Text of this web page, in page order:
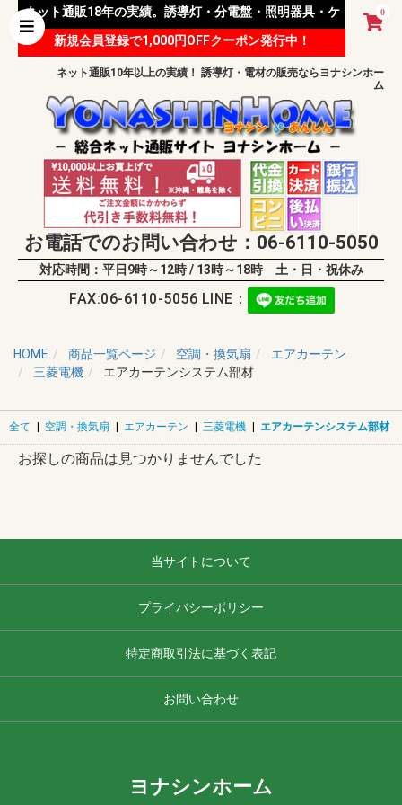
0
ネット通販18年の実績。誘導灯・分電盤・照明器具・ケ
ーブル等 様々な資材を取り扱っています。
新規会員登録で1,000円OFFクーポン発行中！
ネット通販10年以上の実績！ 誘導灯・電材の販売ならヨナシンホー
ム
お電話でのお問い合わせ：06-6110-5050
対応時間：平日9時～12時 / 13時～18時 土・日・祝休み
FAX:06-6110-5056 LINE：
HOME 商品一覧ページ 空調・換気扇
エアカーテン
三菱電機
エアカーテンシステム部材
全て | 空調・換気扇 | エアカーテン | 三菱電機 | エアカーテンシステム部材
お探しの商品は見つかりませんでした
当サイトについて
プライバシーポリシー
特定商取引法に基づく表記
お問い合わせ
ヨナシンホーム